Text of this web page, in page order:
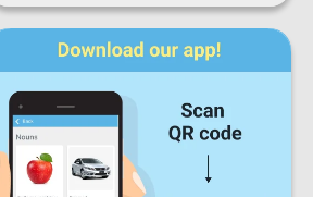
Fremgang
Ma On To
Lø Sø